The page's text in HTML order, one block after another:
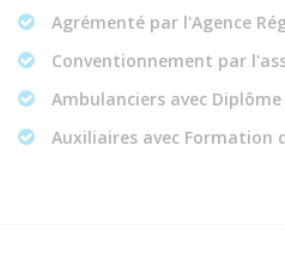
Agrémenté par l'Agence
Conventionnement par
Ambulanciers avec
Auxiliaires avec Formation